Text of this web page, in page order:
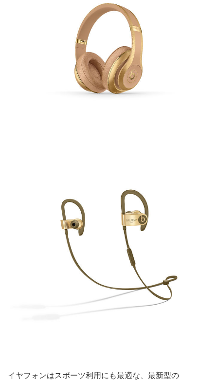
イヤフォンはスポーツ利用にも最適な、最新型の